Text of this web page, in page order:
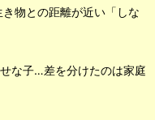
物との距離が近い「しな
な子…差を分けたのは家庭